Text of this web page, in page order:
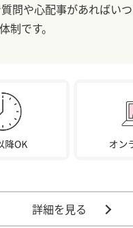
問や心配事があればい
制です。
詳細を見る